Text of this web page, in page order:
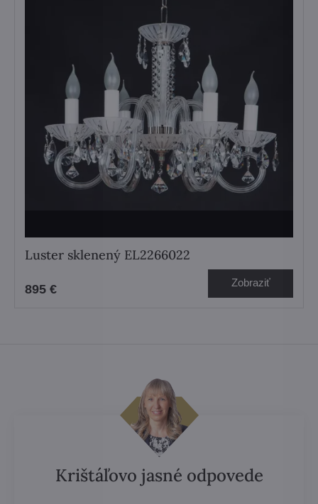
Luster sklenený EL2266022
895 € Zobraziť
Krištáľovo jasné odpovede